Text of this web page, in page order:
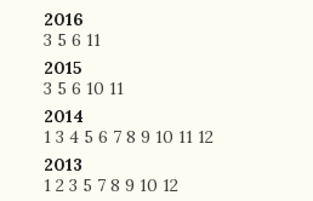
2016
3 5 6 11
2015
3 5 6 10 11
2014
1 3 4 5 6 7 8 9 10 11 12
2013
1 2 3 5 7 8 9 10 12